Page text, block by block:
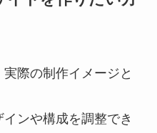
際の制作イメージと
ンや構成を調整でき